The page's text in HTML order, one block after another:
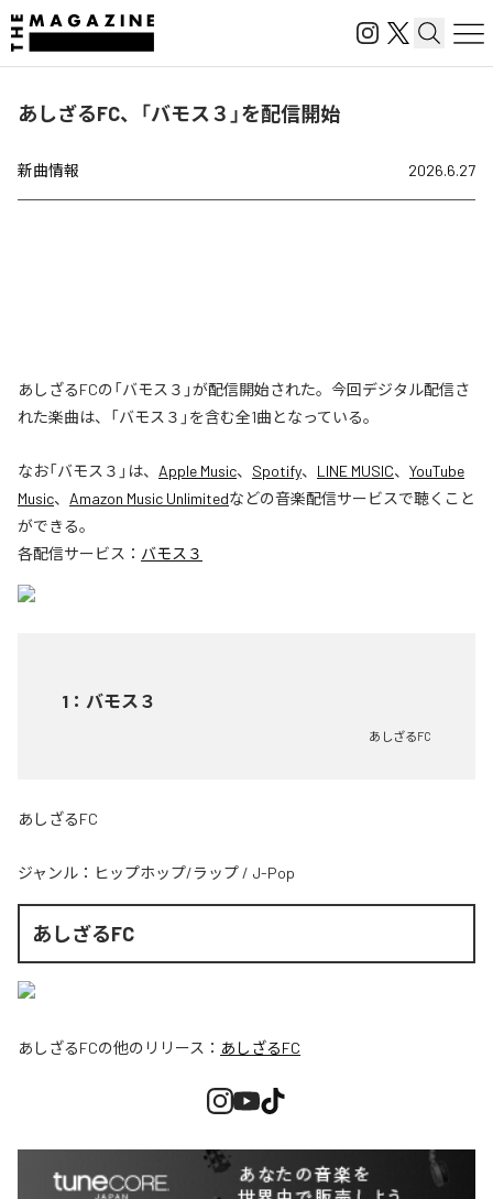
あしざるFC、「バモス３」を配信開始
新曲情報 2026.6.27
あしざるFCの「バモス３」が配信開始された。今回デジタル配信さ
れた楽曲は、「バモス３」を含む全1曲となっている。
なお「バモス３ 」は、 Apple Music、 Spotify、 LINE MUSIC、 YouTube
Music、 Amazon Music Unlimitedなどの音楽配信サービスで聴くこと
ができる。
各配信サービス： バモス３
1 ： バモス３
あしざるFC
あしざるFC
ジャンル： ヒップホップ/ラップ / J-Pop
あしざるFC
あしざるFCの他のリリース： あしざるFC